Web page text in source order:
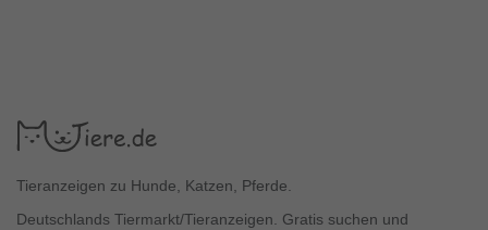
Tieranzeigen zu Hunde, Katzen, Pferde.
Deutschlands Tiermarkt/Tieranzeigen. Gratis suchen und